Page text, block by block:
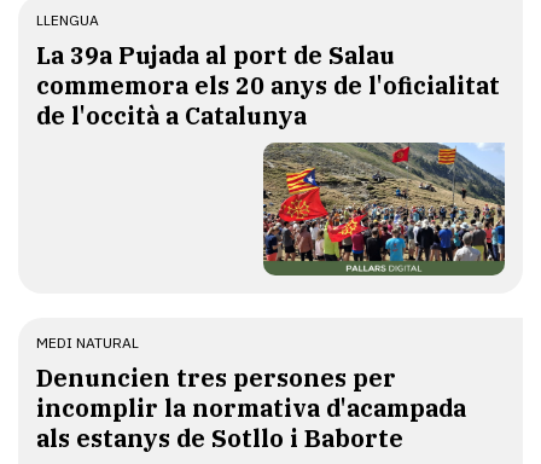
LLENGUA
​La 39a Pujada al port de Salau
commemora els 20 anys de l'oficialitat
de l'occità a Catalunya
MEDI NATURAL
Denuncien tres persones per
incomplir la normativa d'acampada
als estanys de Sotllo i Baborte